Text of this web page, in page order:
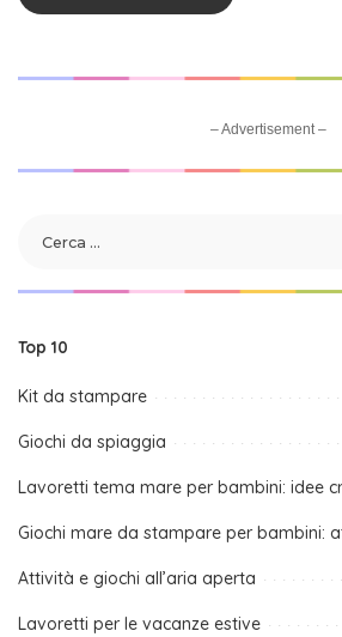
– Advertisement –
Top 10
Kit da stampare
Giochi da spiaggia
Lavoretti tema mare per bambini: idee
Giochi mare da stampare per bambini:
Attività e giochi all’aria aperta
Lavoretti per le vacanze estive